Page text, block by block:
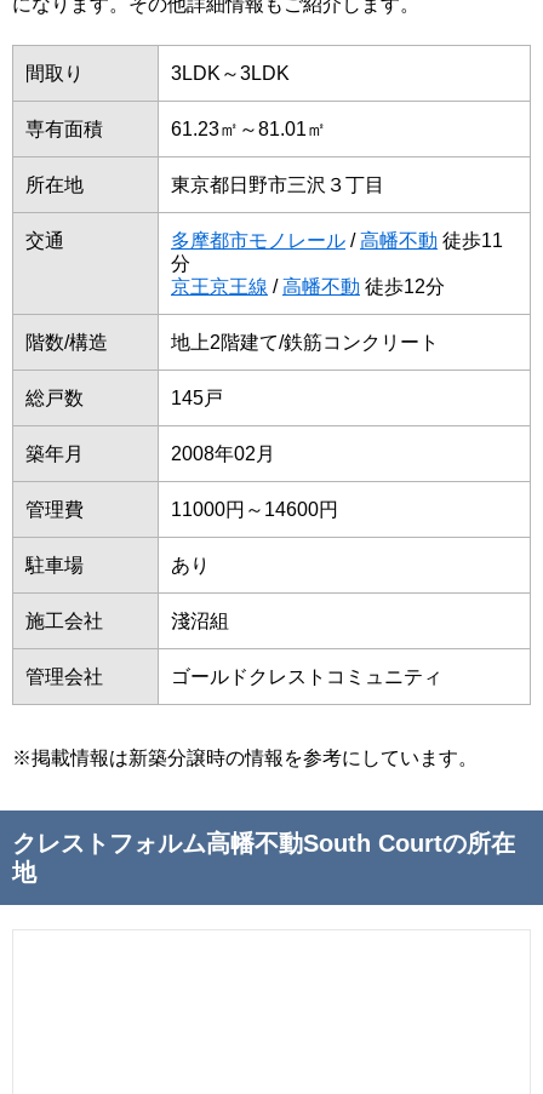
になります。その他詳細情報もご紹介します。
間取り 3LDK～3LDK
専有面積 61.23㎡～81.01㎡
所在地 東京都日野市三沢３丁目
交通 多摩都市モノレール /高幡不動 徒歩11
分
京王京王線 /高幡不動 徒歩12分
階数/構造 地上2階建て/鉄筋コンクリート
総戸数 145戸
築年月 2008年02月
管理費 11000円～14600円
駐車場 あり
施工会社 淺沼組
管理会社 ゴールドクレストコミュニティ
※掲載情報は新築分譲時の情報を参考にしています。
クレストフォルム高幡不動South Courtの所在
地